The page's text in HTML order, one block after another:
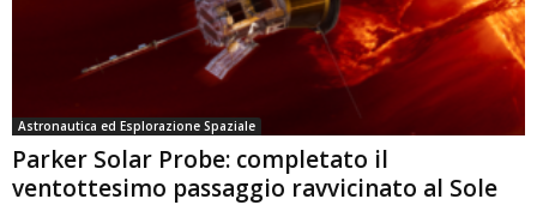
Astronautica ed Esplorazione Spaziale
Parker Solar Probe: completato il
ventottesimo passaggio ravvicinato al Sole